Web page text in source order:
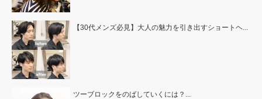
【30代メンズ必見】大人の魅力を引き出すショートヘ...
ツーブロックをのばしていくには？...